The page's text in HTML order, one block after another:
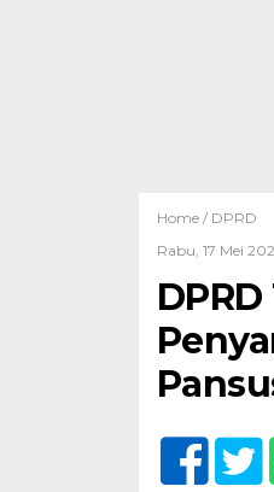
Home / DPRD
Rabu, 17 Mei